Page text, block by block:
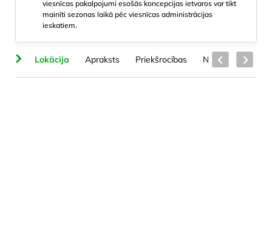
viesnīcas pakalpojumi esošās koncepcijas ietvaros var tikt
mainīti sezonas laikā pēc viesnīcas administrācijas
ieskatiem.
Lokācija Apraksts Priekšrocības Numuru veidi